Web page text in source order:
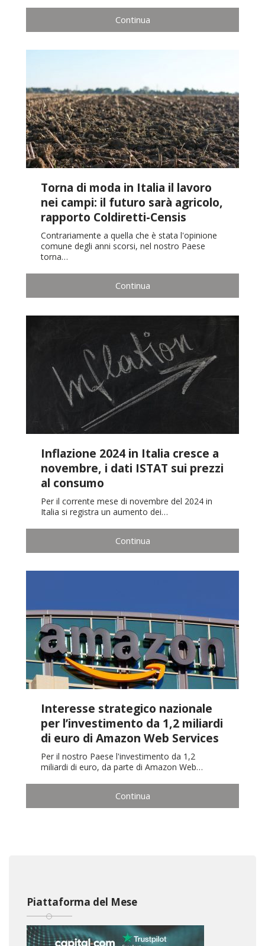
Continua
Torna di moda in Italia il lavoro
nei campi: il futuro sarà agricolo,
rapporto Coldiretti-Censis
Contrariamente a quella che è stata l'opinione
comune degli anni scorsi, nel nostro Paese
torna…
Continua
Inflazione 2024 in Italia cresce a
novembre, i dati ISTAT sui prezzi
al consumo
Per il corrente mese di novembre del 2024 in
Italia si registra un aumento dei…
Continua
Interesse strategico nazionale
per l’investimento da 1,2 miliardi
di euro di Amazon Web Services
Per il nostro Paese l'investimento da 1,2
miliardi di euro, da parte di Amazon Web…
Continua
Piattaforma del Mese